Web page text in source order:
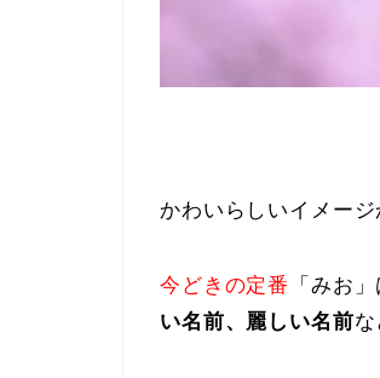
かわいらしいイメー
今どきの定番 「みお
い名前、麗しい名前